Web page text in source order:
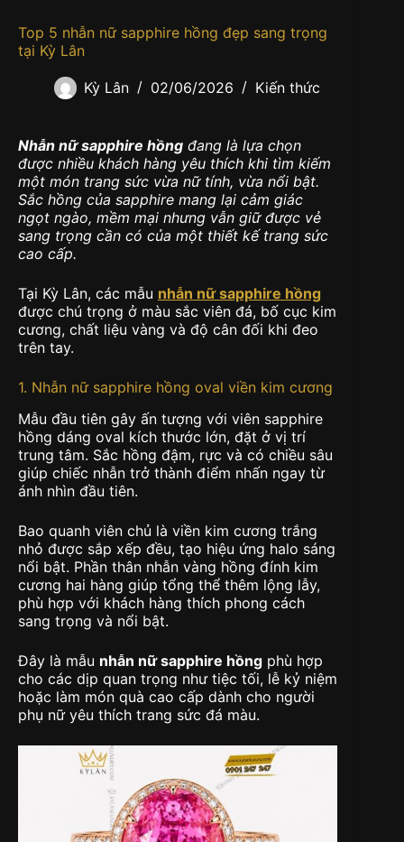
Top 5 nhẫn nữ sapphire hồng đẹp sang trọng
tại Kỳ Lân
Kỳ Lân 02/06/2026 Kiến thức
Nhẫn nữ sapphire hồng đang là lựa chọn
được nhiều khách hàng yêu thích khi tìm kiếm
một món trang sức vừa nữ tính, vừa nổi bật.
Sắc hồng của sapphire mang lại cảm giác
ngọt ngào, mềm mại nhưng vẫn giữ được vẻ
sang trọng cần có của một thiết kế trang sức
cao cấp.
Tại Kỳ Lân, các mẫu nhẫn nữ sapphire hồng
được chú trọng ở màu sắc viên đá, bố cục kim
cương, chất liệu vàng và độ cân đối khi đeo
trên tay.
1. Nhẫn nữ sapphire hồng oval viền kim cương
Mẫu đầu tiên gây ấn tượng với viên sapphire
hồng dáng oval kích thước lớn, đặt ở vị trí
trung tâm. Sắc hồng đậm, rực và có chiều sâu
giúp chiếc nhẫn trở thành điểm nhấn ngay từ
ánh nhìn đầu tiên.
Bao quanh viên chủ là viền kim cương trắng
nhỏ được sắp xếp đều, tạo hiệu ứng halo sáng
nổi bật. Phần thân nhẫn vàng hồng đính kim
cương hai hàng giúp tổng thể thêm lộng lẫy,
phù hợp với khách hàng thích phong cách
sang trọng và nổi bật.
Đây là mẫu nhẫn nữ sapphire hồng phù hợp
cho các dịp quan trọng như tiệc tối, lễ kỷ niệm
hoặc làm món quà cao cấp dành cho người
phụ nữ yêu thích trang sức đá màu.